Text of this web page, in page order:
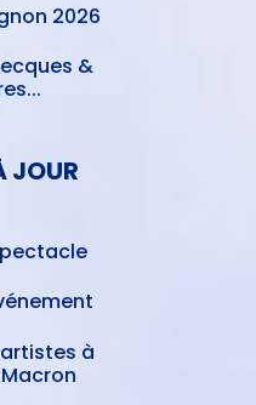
2026
&
JOUR
à